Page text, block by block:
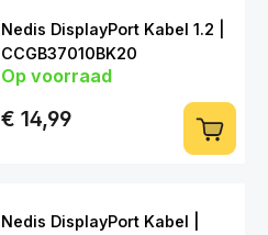
Nedis DisplayPort Kabel 1.2 |
CCGB37010BK20
DP (m) > DP (m) | 2m
Op voorraad
€ 14,99
Nedis DisplayPort Kabel |